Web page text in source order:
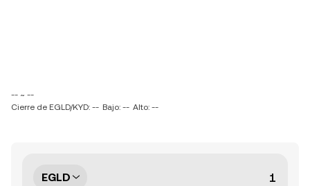
-- ~ --
Cierre de EGLD/KYD: -- Bajo: -- Alto: --
EGLD